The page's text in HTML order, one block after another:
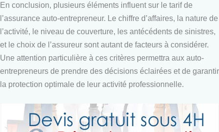
En conclusion, plusieurs éléments influent sur le tarif de
l’assurance auto-entrepreneur. Le chiffre d’affaires, la nature de
l’activité, le niveau de couverture, les antécédents de sinistres,
et le choix de l’assureur sont autant de facteurs à considérer.
Une attention particulière à ces critères permettra aux auto-
entrepreneurs de prendre des décisions éclairées et de garantir
la protection optimale de leur activité professionnelle.